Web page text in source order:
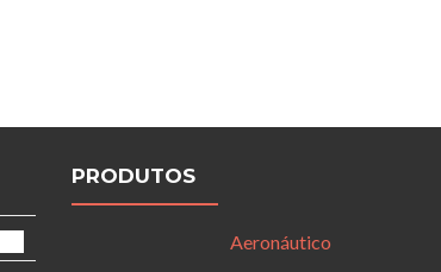
PRODUTOS
Aeronáutico